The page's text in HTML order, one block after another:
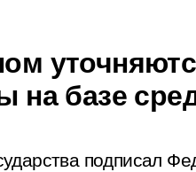
на базе
подписал